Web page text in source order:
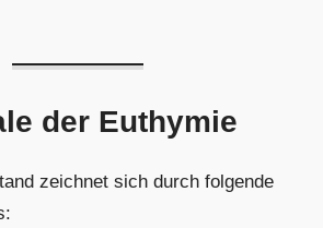
der Euthymie
zeichnet sich durch folgende